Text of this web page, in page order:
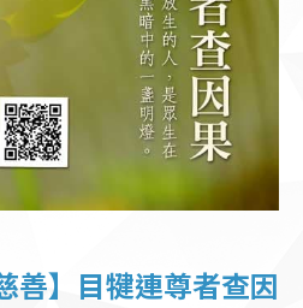
善】目犍連尊者查因